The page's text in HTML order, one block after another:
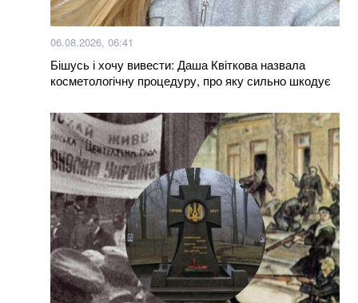
06.08.2026, 06:41
Бішусь і хочу вивести: Даша Квіткова назвала
косметологічну процедуру, про яку сильно шкодує